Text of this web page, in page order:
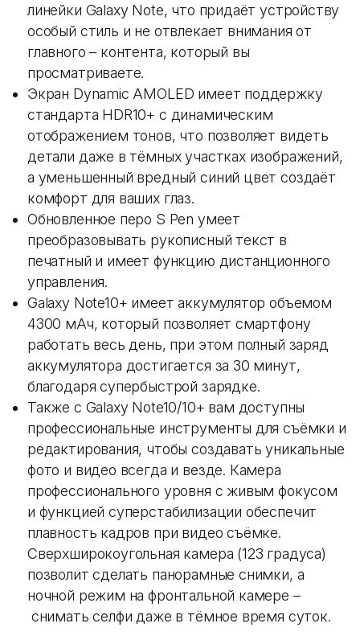
линейки Galaxy Note, что придаёт устройству
особый стиль и не отвлекает внимания от
главного – контента, который вы
просматриваете.
Экран Dynamic AMOLED имеет поддержку
стандарта HDR10+ с динамическим
отображением тонов, что позволяет видеть
детали даже в тёмных участках изображений,
а уменьшенный вредный синий цвет создаёт
комфорт для ваших глаз.
Обновленное перо S Pen умеет
преобразовывать рукописный текст в
печатный и имеет функцию дистанционного
управления.
Galaxy Note10+ имеет аккумулятор объемом
4300 мАч, который позволяет смартфону
работать весь день, при этом полный заряд
аккумулятора достигается за 30 минут,
благодаря супербыстрой зарядке.
Также с Galaxy Note10/10+ вам доступны
профессиональные инструменты для съёмки и
редактирования, чтобы создавать уникальные
фото и видео всегда и везде. Камера
профессионального уровня с живым фокусом
и функцией суперстабилизации обеспечит
плавность кадров при видео съёмке.
Сверхширокоугольная камера (123 градуса)
позволит сделать панорамные снимки, а
ночной режим на фронтальной камере –
снимать селфи даже в тёмное время суток.